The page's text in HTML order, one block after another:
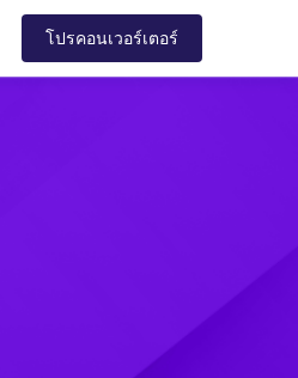
ร้านค้า บล็อก
โปรคอนเวอร์เตอร์